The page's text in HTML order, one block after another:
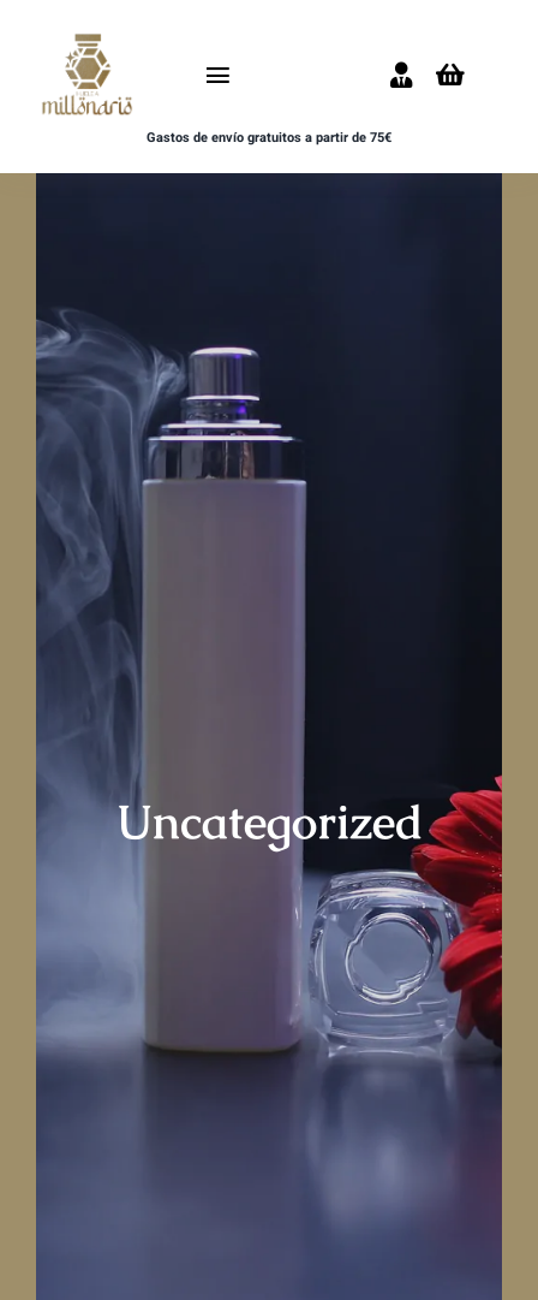
contenido
Toggle
Navigation
HOMBRE
MUESTRAS
LATTAFA
Gastos de envío gratuitos a partir de 75€
Uncategorized